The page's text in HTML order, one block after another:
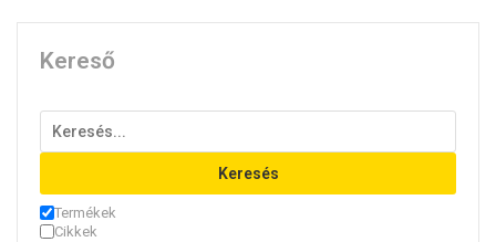
Kereső
Keresés
Termékek
Cikkek